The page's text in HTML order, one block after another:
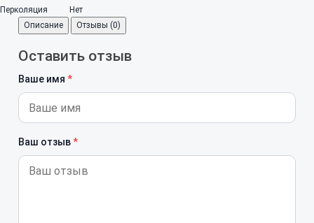
Перколяция
Нет
Описание
Отзывы (0)
Оставить отзыв
Ваше имя
Ваш отзыв